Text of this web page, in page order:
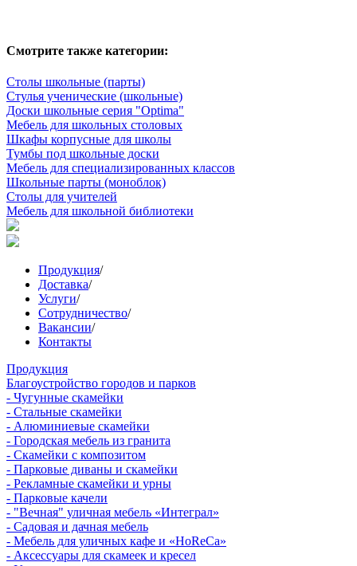
Смотрите также категории:
Столы школьные (парты)
Стулья ученические (школьные)
Доски школьные серия "Optima"
Мебель для школьных столовых
Шкафы корпусные для школы
Тумбы под школьные доски
Мебель для специализированных классов
Школьные парты (моноблок)
Столы для учителей
Мебель для школьной библиотеки
Продукция/
Доставка/
Услуги/
Сотрудничество/
Вакансии/
Контакты
Продукция
Благоустройство городов и парков
- Чугунные скамейки
- Стальные скамейки
- Алюминиевые скамейки
- Городская мебель из гранита
- Скамейки с композитом
- Парковые диваны и скамейки
- Рекламные скамейки и урны
- Парковые качели
- "Вечная" уличная мебель «Интеграл»
- Садовая и дачная мебель
- Мебель для уличных кафе и «HoReCa»
- Аксессуары для скамеек и кресел